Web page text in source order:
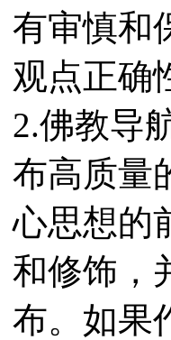
有审慎和
观点正确
2.佛教导
布高质量
心思想的
和修饰，
布。如果